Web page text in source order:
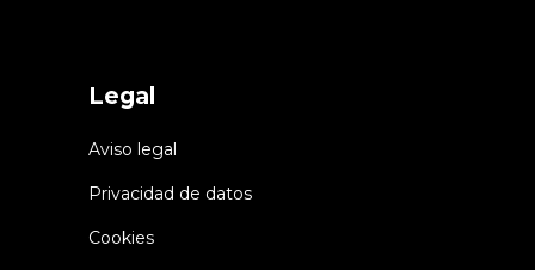
Legal
Aviso legal
Privacidad de datos
Cookies